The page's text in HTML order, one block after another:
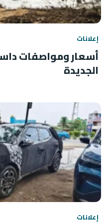
إعلانات
أسعار ومواصفات
الجديدة
إعلانات